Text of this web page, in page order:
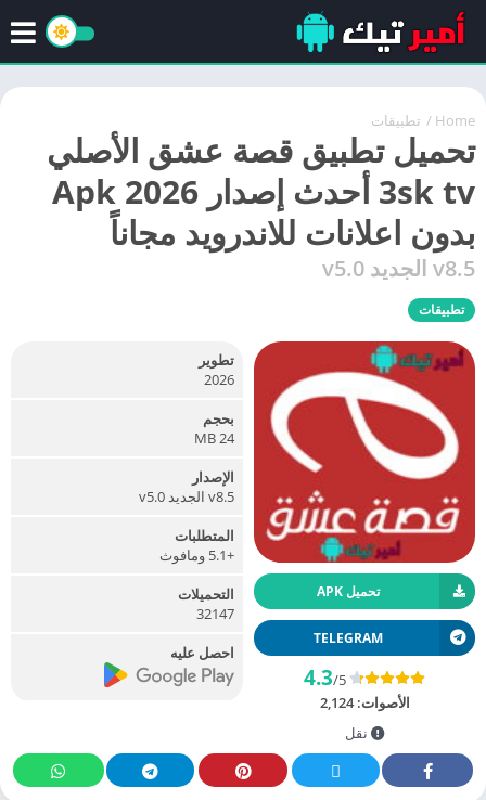
Home
/ تطبيقات
تحميل تطبيق قصة عشق الأصلي
3sk tv أحدث إصدار 2026 Apk
بدون اعلانات للاندرويد مجاناً
v8.5 الجديد v5.0
تطبيقات
تحميل APK
TELEGRAM
4.3/5
الأصوات:2,124
نقل
تطوير
2026
بحجم
24 MB
الإصدار
v8.5 الجديد v5.0
المتطلبات
+5.1 ومافوث
التحميلات
32147
احصل عليه